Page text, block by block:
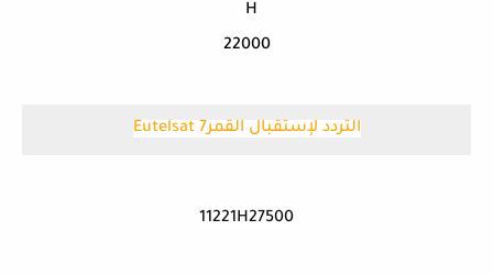
H
22000
التردد لإستقبال القمرEutelsat 7
11221H27500